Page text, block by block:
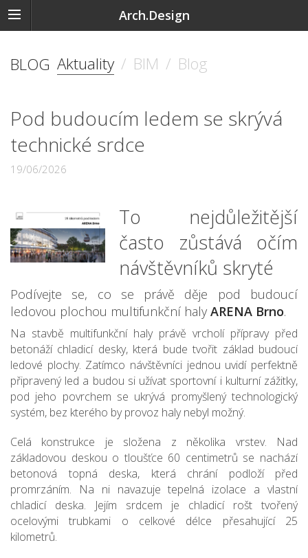
Arch.Design
BLOG Aktuality / BIM / Blog
Pod budoucím ledem se skrývá
technické srdce
19/06/2026
To nejdůležitější
často zůstává očím
návštěvníků skryté
Podívejte se, co se právě děje pod budoucí
ledovou plochou multifunkční haly ARENA Brno.
Na stavbě multifunkční haly právě vrcholí přípravy před
betonáží chladicí desky, která bude tvořit základ budoucí
ledové plochy. Zatímco návštěvníci jednou uvidí perfektně
připravený led a budou si užívat sportovní i kulturní zážitky,
pod jeho povrchem se ukrývá promyšlený technologický
systém, bez kterého by provoz haly nebyl možný.
Celá konstrukce je složena z několika vrstev. Nad
základovou deskou o tloušťce 60 centimetrů se nachází
betonová topná deska, která chrání podloží před
promrzáním. Na ni navazuje tepelná izolace a vlastní
chladicí deska. Jejím srdcem je chladicí rošt tvořený
ocelovými trubkami o celkové délce přesahující 25
kilometrů.